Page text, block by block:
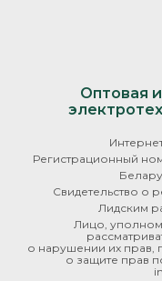
Оптовая
Регистрационный
Свидетельство о
Лидским
Лицо,
о нарушении их прав,
о защите прав